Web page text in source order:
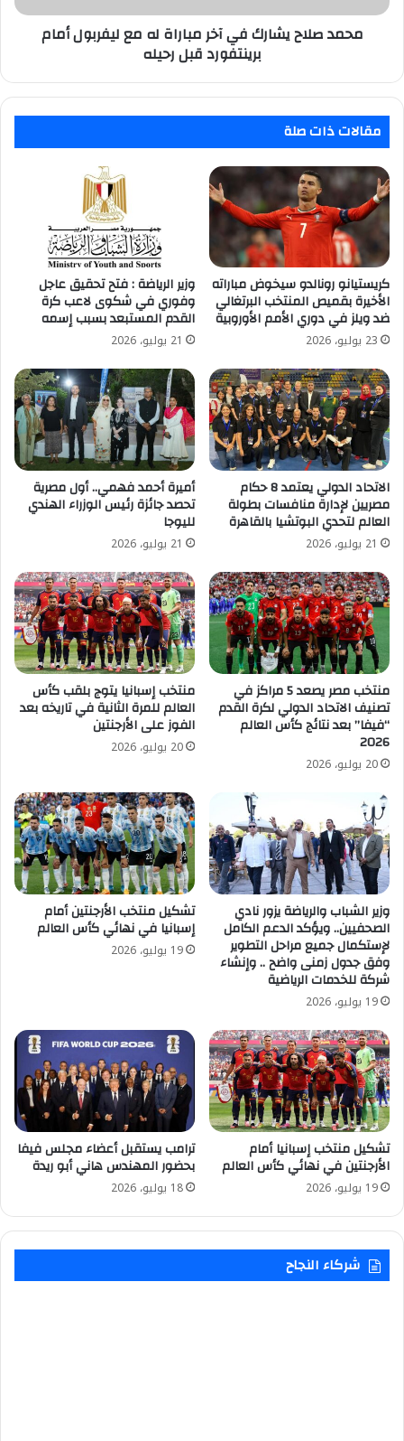
ليفربول
رحيله
محمد صلاح يشارك في آخر مباراة له مع ليفربول أمام
برينتفورد قبل رحيله
مقالات ذات صلة
كريستيانو رونالدو سيخوض مباراته
الأخيرة بقميص المنتخب البرتغالي
ضد ويلز في دوري الأمم الأوروبية
23 يوليو، 2026
وزير الرياضة : فتح تحقيق عاجل
وفوري في شكوى لاعب كرة
القدم المستبعد بسبب إسمه
21 يوليو، 2026
الاتحاد الدولي يعتمد 8 حكام
مصريين لإدارة منافسات بطولة
العالم لتحدي البوتشيا بالقاهرة
21 يوليو، 2026
أميرة أحمد فهمي.. أول مصرية
تحصد جائزة رئيس الوزراء الهندي
لليوجا
21 يوليو، 2026
منتخب مصر يصعد 5 مراكز في
تصنيف الاتحاد الدولي لكرة القدم
“فيفا” بعد نتائج كأس العالم
2026
20 يوليو، 2026
منتخب إسبانيا يتوج بلقب كأس
العالم للمرة الثانية في تاريخه بعد
الفوز على الأرجنتين
20 يوليو، 2026
وزير الشباب والرياضة يزور نادي
الصحفيين.. ويؤكد الدعم الكامل
لإستكمال جميع مراحل التطوير
وفق جدول زمنى واضح .. وإنشاء
شركة للخدمات الرياضية
19 يوليو، 2026
تشكيل منتخب الأرجنتين أمام
إسبانيا في نهائي كأس العالم
19 يوليو، 2026
تشكيل منتخب إسبانيا أمام
الأرجنتين في نهائي كأس العالم
19 يوليو، 2026
ترامب يستقبل أعضاء مجلس فيفا
بحضور المهندس هاني أبو ريدة
18 يوليو، 2026
شركاء النجاح